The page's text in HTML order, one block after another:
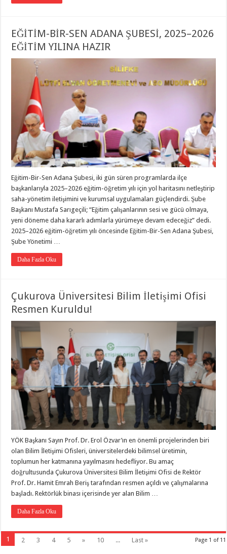
EĞİTİM-BİR-SEN ADANA ŞUBESİ, 2025–2026
EĞİTİM YILINA HAZIR
Eğitim-Bir-Sen Adana Şubesi, iki gün süren programlarda ilçe
başkanlarıyla 2025–2026 eğitim-öğretim yılı için yol haritasını netleştirip
saha-yönetim iletişimini ve kurumsal uygulamaları güçlendirdi. Şube
Başkanı Mustafa Sarıgeçili; “Eğitim çalışanlarının sesi ve gücü olmaya,
yeni döneme daha kararlı adımlarla yürümeye devam edeceğiz” dedi.
2025–2026 eğitim-öğretim yılı öncesinde Eğitim-Bir-Sen Adana Şubesi,
Şube Yönetimi …
Daha Fazla Oku
Çukurova Üniversitesi Bilim İletişimi Ofisi
Resmen Kuruldu!
YÖK Başkanı Sayın Prof. Dr. Erol Özvar’ın en önemli projelerinden biri
olan Bilim İletişimi Ofisleri, üniversitelerdeki bilimsel üretimin,
toplumun her katmanına yayılmasını hedefliyor. Bu amaç
doğrultusunda Çukurova Üniversitesi Bilim İletişimi Ofisi de Rektör
Prof. Dr. Hamit Emrah Beriş tarafından resmen açıldı ve çalışmalarına
başladı. Rektörlük binası içerisinde yer alan Bilim …
Daha Fazla Oku
Page 1 of 11
1 2 3 4 5 » 10 ... Last »